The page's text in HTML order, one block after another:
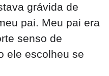
grávida de
pai. Meu pai era
senso de
ele escolheu se